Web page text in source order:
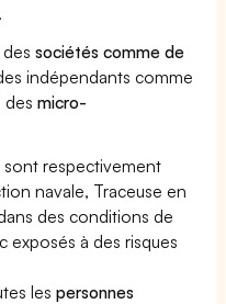
.
dessociétés comme de
indépendants comme
desmicro-
sont respectivement
navale, Traceuse en
des conditions de
exposés à des risques
lespersonnes